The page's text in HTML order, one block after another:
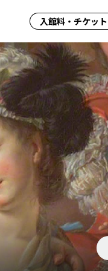
入館料・チケット